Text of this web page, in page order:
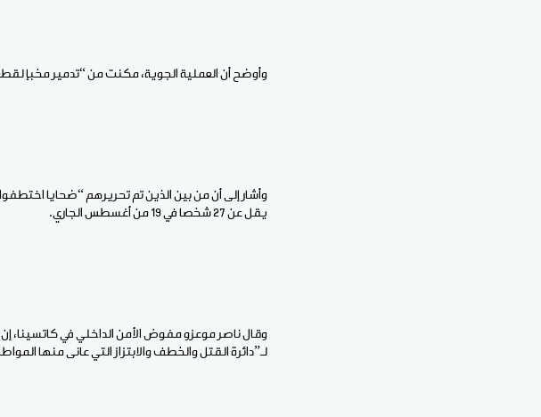
وأوضح أن العملية الجوية، مكنت من “تدمير مخبإ
وأشار إلى أن من بين الذين تم تحريرهم “ضحايا
يقل عن 27 شخصا في 19 من أغسطس الجاري.
وقال ناصر موعزو مفوض الأمن الداخلي في كاتسينا،
لـ”دائرة القتل والخطف والابتزاز التي عانى منها